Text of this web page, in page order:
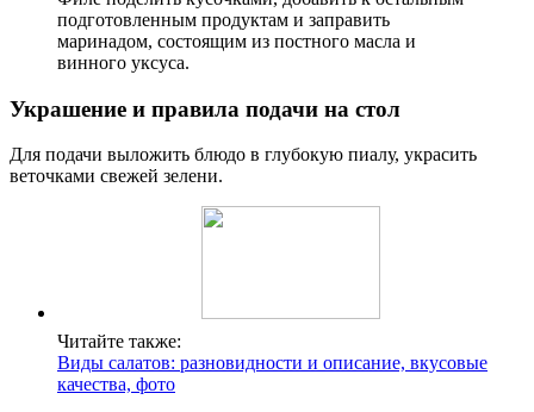
подготовленным продуктам и заправить
маринадом, состоящим из постного масла и
винного уксуса.
Украшение и правила подачи на стол
Для подачи выложить блюдо в глубокую пиалу, украсить
веточками свежей зелени.
Читайте также:
Виды салатов: разновидности и описание, вкусовые
качества, фото